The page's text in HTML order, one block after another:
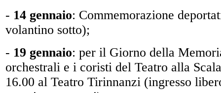
- 14 gennaio: Commemorazione
volantino sotto);
- 19 gennaio: per il Giorno della
orchestrali e i coristi del Teatro alla
16.00 al Teatro Tirinnanzi (ingresso